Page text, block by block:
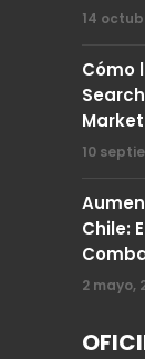
14
Cómo
10
Chile:
2 mayo,